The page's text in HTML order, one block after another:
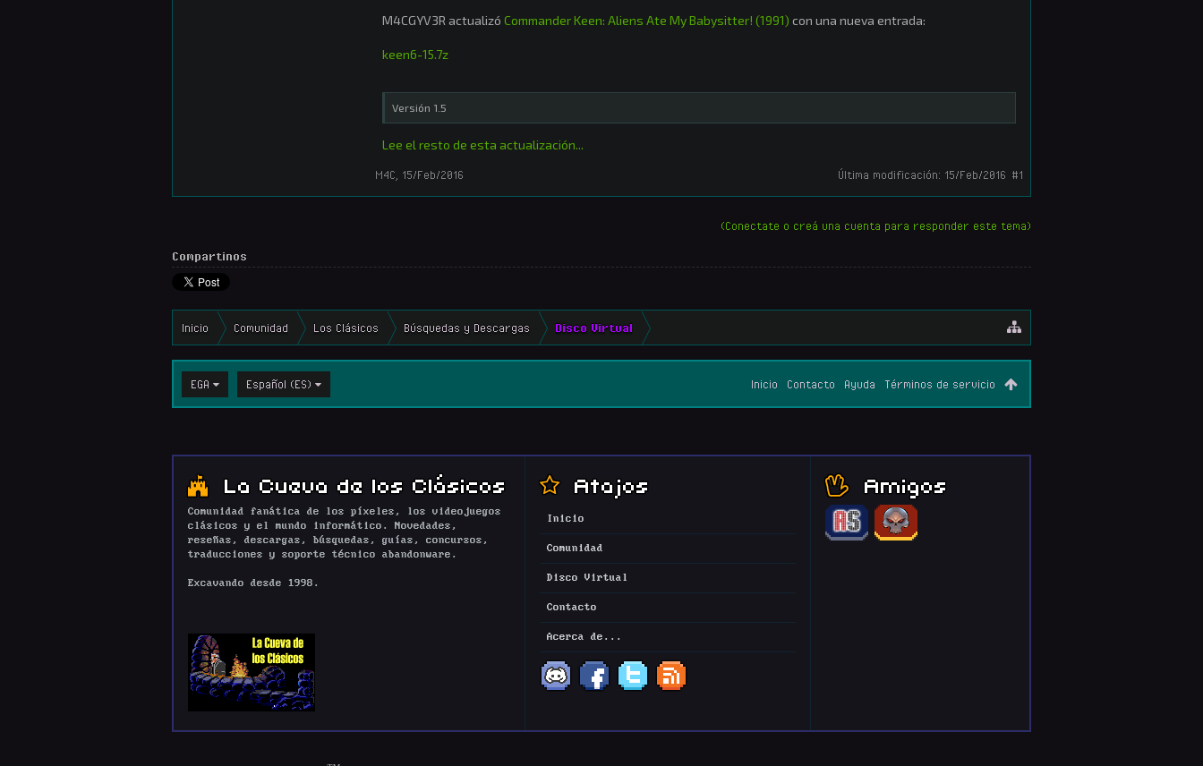
M4CGYV3R actualizó Commander Keen: Aliens Ate My Babysitter! (1991) con una nueva entrada:
keen6-15.7z
Versión 1.5
Lee el resto de esta actualización...
#1
Última modificación: 15/Feb/2016
M4C, 15/Feb/2016
(Conectate o creá una cuenta para responder este tema)
Compartinos
Inicio Comunidad Los Clásicos Búsquedas y Descargas Disco Virtual
EGA Español (ES) Inicio Contacto Ayuda Términos de servicio
La Cueva de los Clásicos
Comunidad fanática de los píxeles, los videojuegos
clásicos y el mundo informático. Novedades,
reseñas, descargas, búsquedas, guías, concursos,
traducciones y soporte técnico abandonware.
Excavando desde 1998.
Atajos
Inicio
Comunidad
Disco Virtual
Contacto
Acerca de...
Amigos